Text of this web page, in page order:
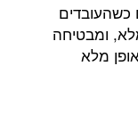
כשהעובדים
ומבטיחה
מלא